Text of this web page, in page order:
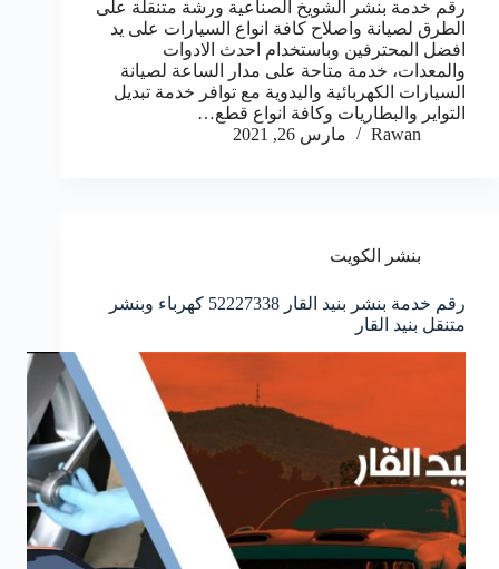
رقم خدمة بنشر الشويخ الصناعية ورشة متنقلة على
الطرق لصيانة واصلاح كافة انواع السيارات على يد
افضل المحترفين وباستخدام احدث الادوات
والمعدات، خدمة متاحة على مدار الساعة لصيانة
السيارات الكهربائية واليدوية مع توافر خدمة تبديل
التواير والبطاريات وكافة انواع قطع…
Rawan
مارس 26, 2021
بنشر الكويت
رقم خدمة بنشر بنيد القار 52227338 كهرباء وبنشر
متنقل بنيد القار